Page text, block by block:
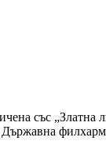
със „Златна
Държавна